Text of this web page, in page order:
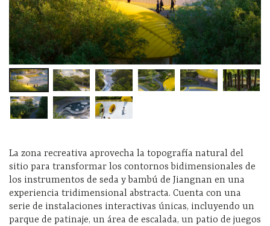
La zona recreativa aprovecha la topografía natural del
sitio para transformar los contornos bidimensionales de
los instrumentos de seda y bambú de Jiangnan en una
experiencia tridimensional abstracta. Cuenta con una
serie de instalaciones interactivas únicas, incluyendo un
parque de patinaje, un área de escalada, un patio de juegos